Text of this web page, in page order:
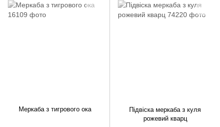
Меркаба з тигрового ока
Підвіска меркаба з куля
рожевий кварц